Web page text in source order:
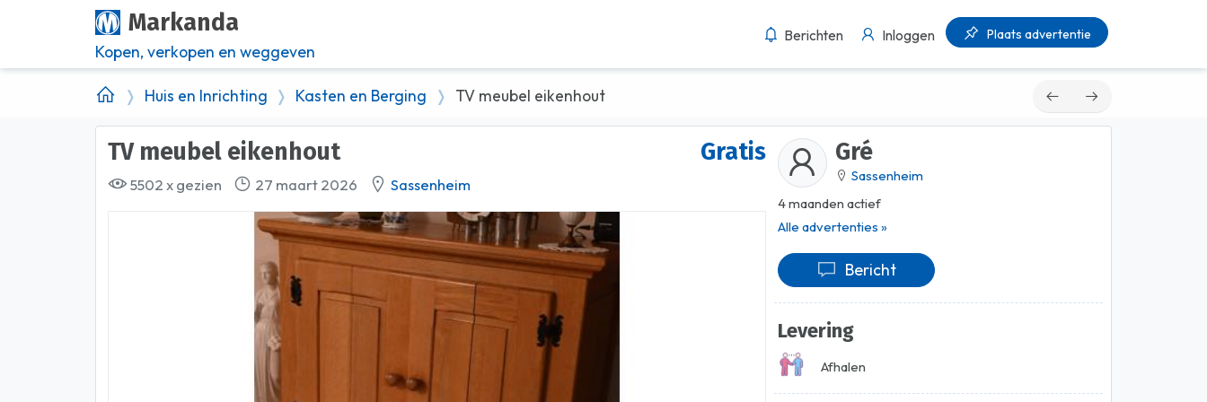
Markanda
Kopen, verkopen en weggeven
Berichten Inloggen Plaats advertentie
Huis en Inrichting Kasten en Berging TV meubel eikenhout
Gratis
TV meubel eikenhout
5502 x gezien 27 maart 2026 Sassenheim
Gré
Sassenheim
4 maanden actief
Alle advertenties »
Bericht
Levering
Afhalen